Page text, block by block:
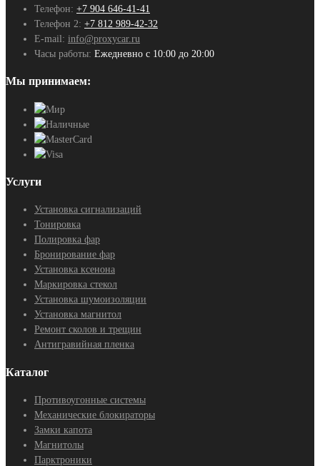
Телефон: +7 904 646-41-41
Телефон 2: +7 812 989-42-32
E-mail: info@proxycar.ru
Часы работы: Ежедневно с 10:00 до 20:00
Мы принимаем:
Услуги
Установка сигнализаций
Тонировка
Полировка фар
Бронирование фар
Установка ксенона
Маркировка стекол
Установка шумоизоляции
Установка магнитол
Ремонт сколов и трещин
Антигравийная пленка
Каталог
Противоугонные системы
Механические блокираторы
Замки капота
Магнитолы
Парктроники